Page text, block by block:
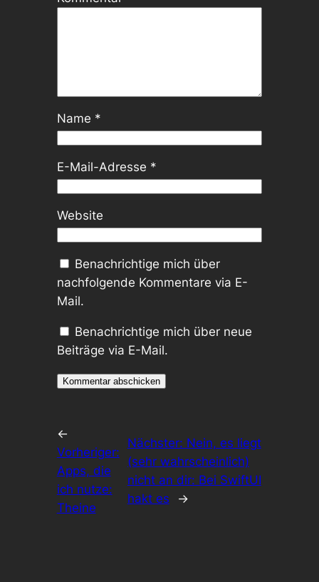
Name *
E-Mail-Adresse *
Website
Benachrichtige mich über
nachfolgende Kommentare via E-
Mail.
Benachrichtige mich über neue
Beiträge via E-Mail.
←
Vorheriger:
Apps, die
ich nutze:
Theine
Nächster: Nein, es liegt
(sehr wahrscheinlich)
nicht an dir: Bei SwiftUI
hakt es
→